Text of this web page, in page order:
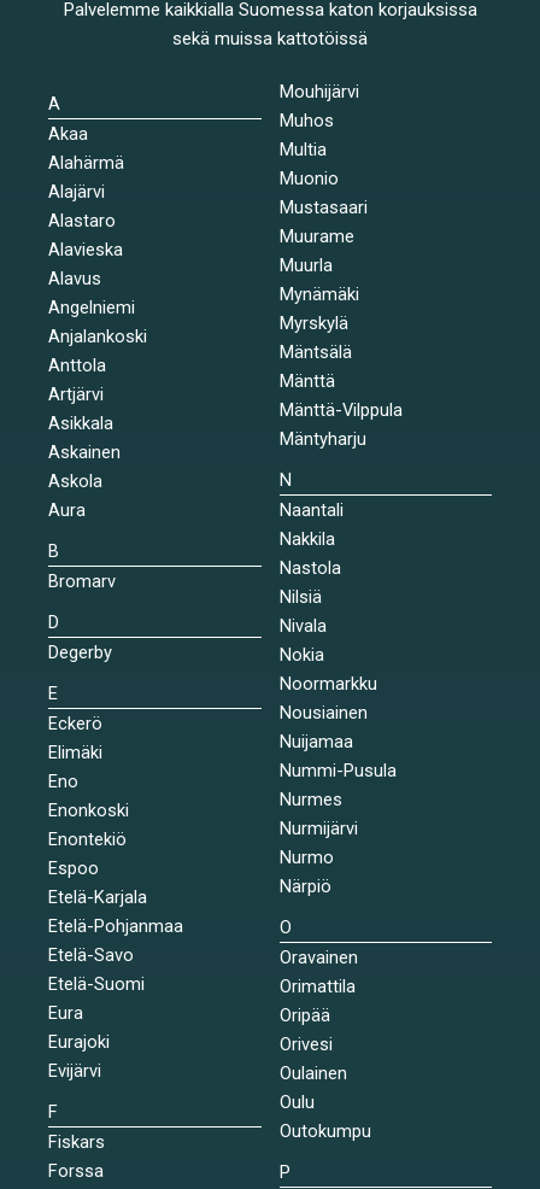
Palvelemme kaikkialla Suomessa katon korjauksissa
sekä muissa kattotöissä
A
Akaa
Alahärmä
Alajärvi
Alastaro
Alavieska
Alavus
Angelniemi
Anjalankoski
Anttola
Artjärvi
Asikkala
Askainen
Askola
Aura
B
Bromarv
D
Degerby
E
Eckerö
Elimäki
Eno
Enonkoski
Enontekiö
Espoo
Etelä-Karjala
Etelä-Pohjanmaa
Etelä-Savo
Etelä-Suomi
Eura
Eurajoki
Evijärvi
F
Fiskars
Forssa
Mouhijärvi
Muhos
Multia
Muonio
Mustasaari
Muurame
Muurla
Mynämäki
Myrskylä
Mäntsälä
Mänttä
Mänttä-Vilppula
Mäntyharju
N
Naantali
Nakkila
Nastola
Nilsiä
Nivala
Nokia
Noormarkku
Nousiainen
Nuijamaa
Nummi-Pusula
Nurmes
Nurmijärvi
Nurmo
Närpiö
O
Oravainen
Orimattila
Oripää
Orivesi
Oulainen
Oulu
Outokumpu
P